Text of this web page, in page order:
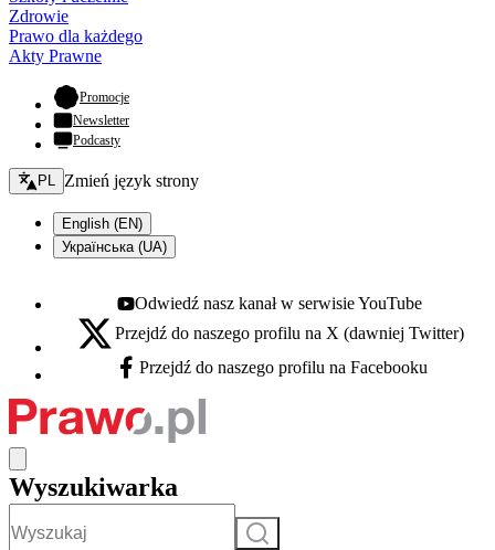
Zdrowie
Prawo dla każdego
Akty Prawne
Promocje- otwiera się w nowej karcie
Newsletter
Podcasty
Zmień język - bieżący:
PL Zmień język strony
English (EN)
Українська (UA)
Youtube - otwiera się w nowej karcie
Odwiedź nasz kanał w serwisie YouTube
X - otwiera się w nowej karcie
Przejdź do naszego profilu na X (dawniej Twitter)
Facebook - otwiera się w nowej karcie
Przejdź do naszego profilu na Facebooku
Wyszukiwarka
Szukaj